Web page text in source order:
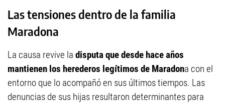
Las tensiones dentro de la familia
Maradona
La causa revive la disputa que desde hace años
mantienen los herederos legítimos de Maradona con el
entorno que lo acompañó en sus últimos tiempos. Las
denuncias de sus hijas resultaron determinantes para